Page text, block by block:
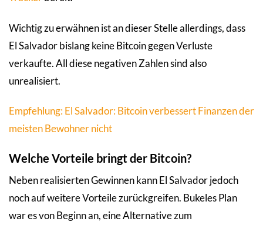
Wichtig zu erwähnen ist an dieser Stelle allerdings, dass
El Salvador bislang keine Bitcoin gegen Verluste
verkaufte. All diese negativen Zahlen sind also
unrealisiert.
Empfehlung: El Salvador: Bitcoin verbessert Finanzen der
meisten Bewohner nicht
Welche Vorteile bringt der Bitcoin?
Neben realisierten Gewinnen kann El Salvador jedoch
noch auf weitere Vorteile zurückgreifen. Bukeles Plan
war es von Beginn an, eine Alternative zum